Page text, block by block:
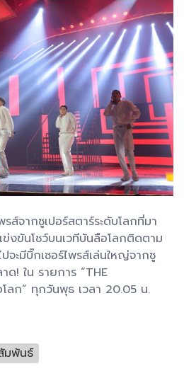
ส์จากซูเปอร์สตาร์ระดับโลกที่มา
งขันโชว์บนเวทีบันลือโลกติดตาม
จะมีบิ๊กเซอร์ไพรส์เล่นใหญ่จากซู
ด! ใน รายการ “THE
โลก” ทุกวันพุธ เวลา 20.05 น.
มพันธ์